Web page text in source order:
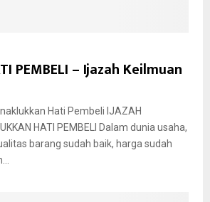
PEMBELI – Ijazah Keilmuan
Hati Pembeli IJAZAH
HATI PEMBELI Dalam dunia usaha,
barang sudah baik, harga sudah